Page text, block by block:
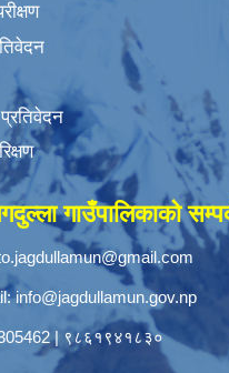
गाउँपालिकाको
info@jagdullamun.gov.np
| ९८६१९४१८३०